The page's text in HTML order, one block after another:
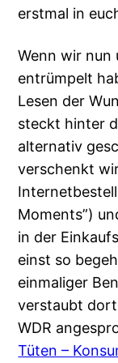
erstmal in
Wenn wir nun
entrümpelt
Lesen der
steckt hinter
alternativ
verschenkt
Moments”)
in der
einst so
einmaliger
verstaubt
WDR
Tüten –